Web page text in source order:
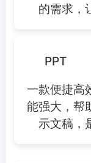
的需求，
PPT
一款便捷高
能强大，帮
示文稿，